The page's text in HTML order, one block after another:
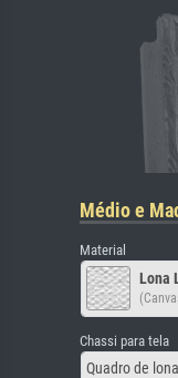
Médio e
Material
Lona
Chassi para tela
Quadro de